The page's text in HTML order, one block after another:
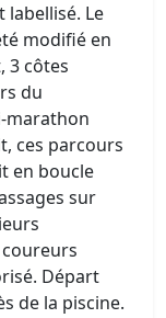
labellisé. Le
modifié en
3 côtes
du
marathon
ces parcours
en boucle
sur
Départ
de la piscine.